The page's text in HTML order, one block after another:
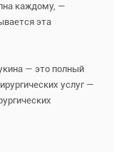
каждому, —
эта
— это полный
услуг —